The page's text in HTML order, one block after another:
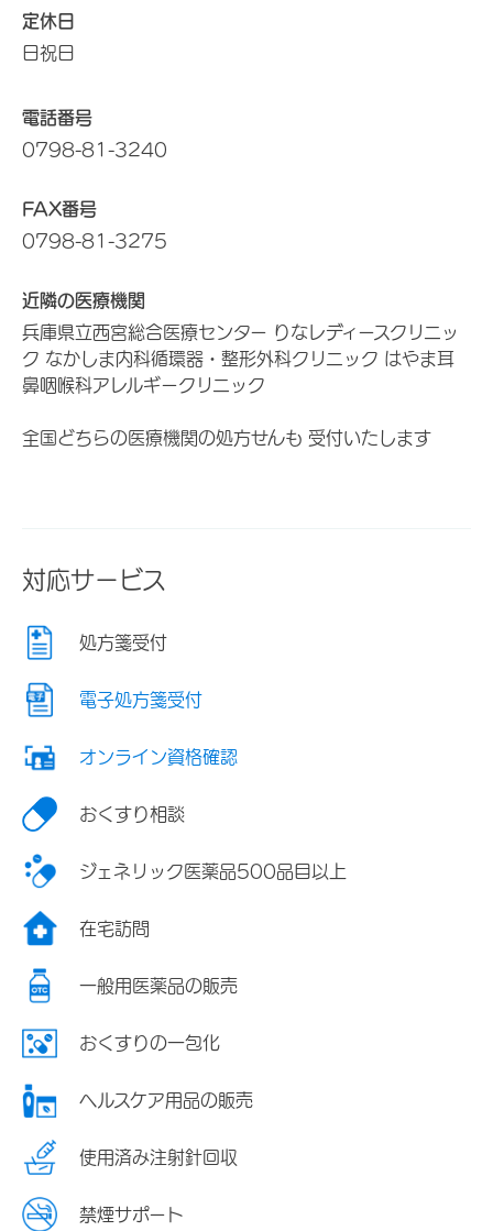
定休日
日祝日
電話番号
0798-81-3240
FAX番号
0798-81-3275
近隣の医療機関
兵庫県立西宮総合医療センター りなレディースクリニッ
ク なかしま内科循環器・整形外科クリニック はやま耳
鼻咽喉科アレルギークリニック
全国どちらの医療機関の処方せんも 受付いたします
対応サービス
処方箋受付
電子処方箋受付
オンライン資格確認
おくすり相談
ジェネリック医薬品500品目以上
在宅訪問
一般用医薬品の販売
おくすりの一包化
ヘルスケア用品の販売
使用済み注射針回収
禁煙サポート